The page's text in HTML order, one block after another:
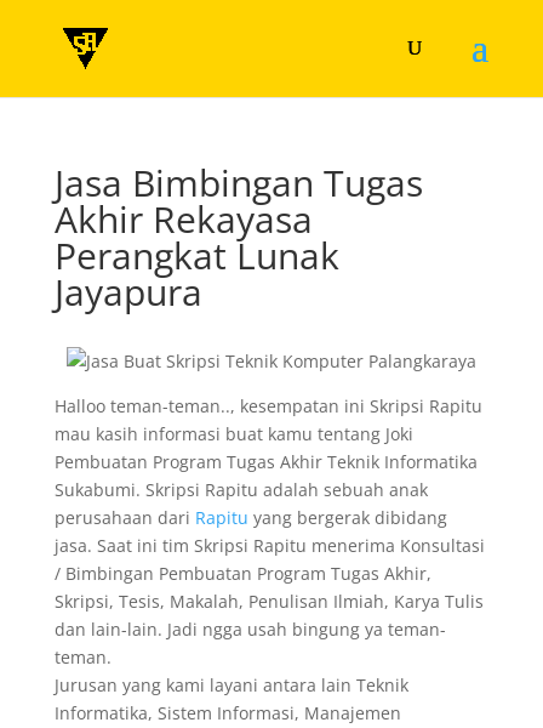
Jasa Bimbingan Tugas
Akhir Rekayasa
Perangkat Lunak
Jayapura
Halloo teman-teman.., kesempatan ini Skripsi Rapitu
mau kasih informasi buat kamu tentang Joki
Pembuatan Program Tugas Akhir Teknik Informatika
Sukabumi. Skripsi Rapitu adalah sebuah anak
perusahaan dari Rapitu yang bergerak dibidang
jasa. Saat ini tim Skripsi Rapitu menerima Konsultasi
/ Bimbingan Pembuatan Program Tugas Akhir,
Skripsi, Tesis, Makalah, Penulisan Ilmiah, Karya Tulis
dan lain-lain. Jadi ngga usah bingung ya teman-
teman.
Jurusan yang kami layani antara lain Teknik
Informatika, Sistem Informasi, Manajemen